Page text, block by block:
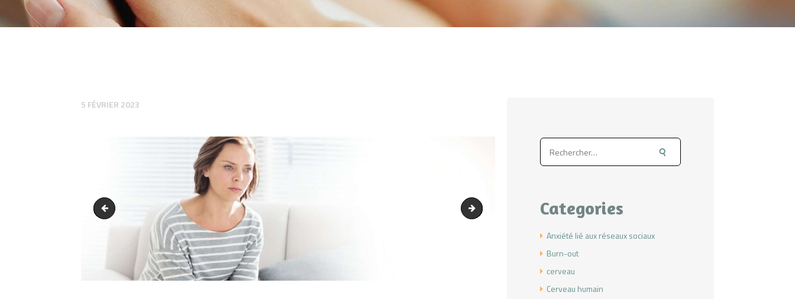
5 FÉVRIER 2023
slider2-2 slider3
Rechercher :
Categories
Anxiété lié aux réseaux sociaux
Burn-out
cerveau
Cerveau humain